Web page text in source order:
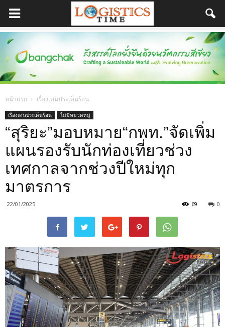
หน้าแรก เรื่องเด่นประเด็นร้อน
เรื่องเด่นประเด็นร้อน ไม่มีหมวดหมู่
“สุริยะ”มอบหมาย“กพท.”จัดเพิ่ม
แผนรองรับนักท่องเที่ยวช่วง
เทศกาลจากช่วงปีใหม่ทุก
มาตรการ
22/01/2025 0
69